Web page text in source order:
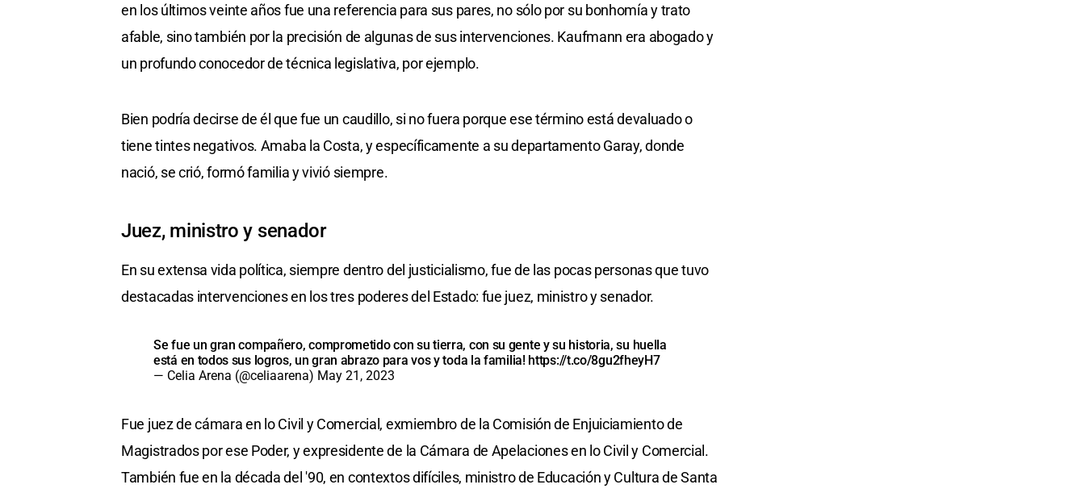
en los últimos veinte años fue una referencia para sus pares, no sólo por su bonhomía y trato
afable, sino también por la precisión de algunas de sus intervenciones. Kaufmann era abogado y
un profundo conocedor de técnica legislativa, por ejemplo.
Bien podría decirse de él que fue un caudillo, si no fuera porque ese término está devaluado o
tiene tintes negativos. Amaba la Costa, y específicamente a su departamento Garay, donde
nació, se crió, formó familia y vivió siempre.
Juez, ministro y senador
En su extensa vida política, siempre dentro del justicialismo, fue de las pocas personas que tuvo
destacadas intervenciones en los tres poderes del Estado: fue juez, ministro y senador.
Se fue un gran compañero, comprometido con su tierra, con su gente y su historia, su huella
está en todos sus logros, un gran abrazo para vos y toda la familia! https://t.co/8gu2fheyH7
— Celia Arena (@celiaarena) May 21, 2023
Fue juez de cámara en lo Civil y Comercial, exmiembro de la Comisión de Enjuiciamiento de
Magistrados por ese Poder, y expresidente de la Cámara de Apelaciones en lo Civil y Comercial.
También fue en la década del '90, en contextos difíciles, ministro de Educación y Cultura de Santa